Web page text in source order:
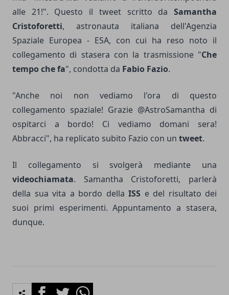
alle 21!". Questo il tweet scritto da Samantha
Cristoforetti, astronauta italiana dell'Agenzia
Spaziale Europea - ESA, con cui ha reso noto il
collegamento di stasera con la trasmissione "Che
tempo che fa", condotta da Fabio Fazio.
"Anche noi non vediamo l'ora di questo
collegamento spaziale! Grazie @AstroSamantha di
ospitarci a bordo! Ci vediamo domani sera!
Abbracci", ha replicato subito Fazio con un tweet.
Il collegamento si svolgerà mediante una
videochiamata. Samantha Cristoforetti, parlerà
della sua vita a bordo della ISS e del risultato dei
suoi primi esperimenti. Appuntamento a stasera,
dunque.
FacebookTwitterWhatsapp